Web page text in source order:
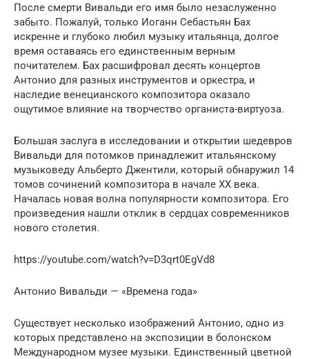
После смерти Вивальди его имя было незаслуженно
забыто. Пожалуй, только Иоганн Себастьян Бах
искренне и глубоко любил музыку итальянца, долгое
время оставаясь его единственным верным
почитателем. Бах расшифровал десять концертов
Антонио для разных инструментов и оркестра, и
наследие венецианского композитора оказало
ощутимое влияние на творчество органиста-виртуоза.
Большая заслуга в исследовании и открытии шедевров
Вивальди для потомков принадлежит итальянскому
музыковеду Альберто Джентили, который обнаружил 14
томов сочинений композитора в начале XX века.
Началась новая волна популярности композитора. Его
произведения нашли отклик в сердцах современников
нового столетия.
https://youtube.com/watch?v=D3qrt0EgVd8
Антонио Вивальди — «Времена года»
Существует несколько изображений Антонио, одно из
которых представлено на экспозиции в болонском
Международном музее музыки. Единственный цветной